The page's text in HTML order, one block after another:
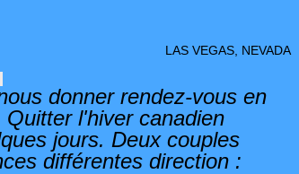
LAS VEGAS, NEVADA
donner rendez-vous en
l'hiver canadien
jours. Deux couples
différentes direction :